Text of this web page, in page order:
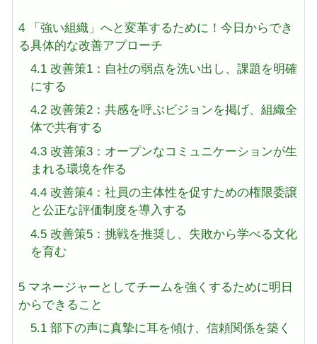
4 「強い組織」へと変革するために！今日からでき
る具体的な改善アプローチ
4.1改善策1：自社の弱点を洗い出し、課題を明確
にする
4.2改善策2：共感を呼ぶビジョンを掲げ、組織全
体で共有する
4.3改善策3：オープンなコミュニケーションが生
まれる環境を作る
4.4改善策4：社員の主体性を促すための権限委譲
と公正な評価制度を導入する
4.5改善策5：挑戦を推奨し、失敗から学べる文化
を育む
5 マネージャーとしてチームを強くするために明日
からできること
5.1部下の声に真摯に耳を傾け、信頼関係を築く